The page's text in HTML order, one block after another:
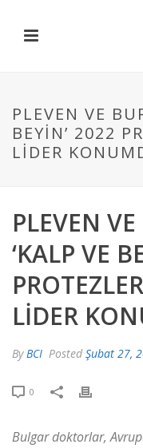
PLEVEN VE
BEYIN’ 2022
LIDER
PLEVEN
‘KALP VE
LIDER
ByBCI Posted Şubat 27,
0
Bulgar doktorlar,